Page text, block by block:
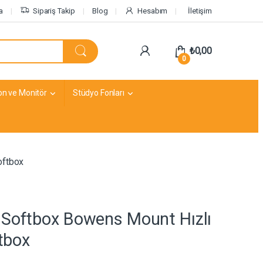
Sipariş Takip Blog Hesabım İletişim
0
₺0,00
ve Monitör Stüdyo Fonları
Bowens Mount Hızlı